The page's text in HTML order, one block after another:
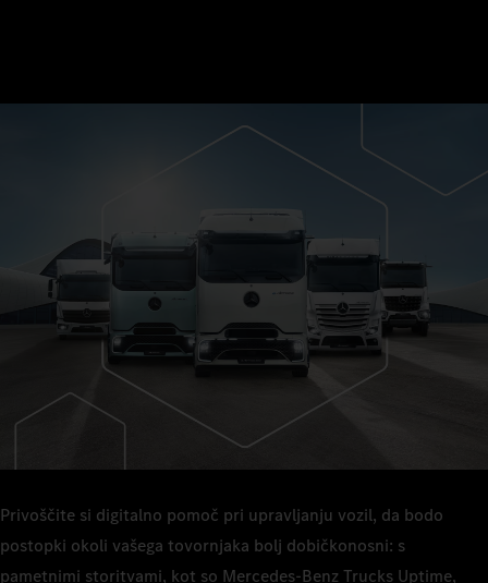
Privoščite si digitalno pomoč pri upravljanju vozil, da bodo
postopki okoli vašega tovornjaka bolj dobičkonosni: s
pametnimi storitvami, kot so Mercedes-Benz Trucks Uptime,